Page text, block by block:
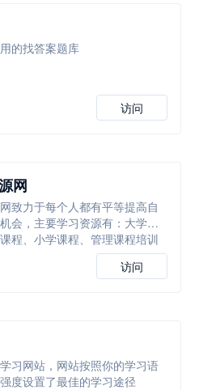
的找答案题库
访问
网
致力于每个人都有平等提高自
会，主要学习资源有：大学课
程、小学课程、管理课程培训
访问
习网站，网站按照你的学习语
度设置了最佳的学习途径